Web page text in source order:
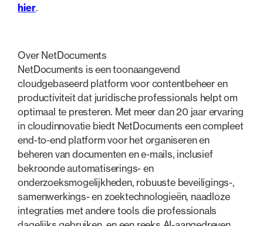
hier.
Over NetDocuments
NetDocuments is een toonaangevend
cloudgebaseerd platform voor contentbeheer en
productiviteit dat juridische professionals helpt om
optimaal te presteren. Met meer dan 20 jaar ervaring
in cloudinnovatie biedt NetDocuments een compleet
end-to-end platform voor het organiseren en
beheren van documenten en e-mails, inclusief
bekroonde automatiserings- en
onderzoeksmogelijkheden, robuuste beveiligings-,
samenwerkings- en zoektechnologieën, naadloze
integraties met andere tools die professionals